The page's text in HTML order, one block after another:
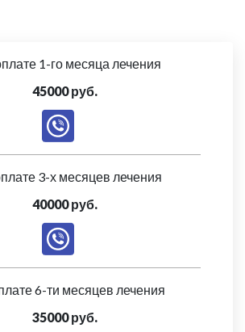
1-го месяца лечения
45000 руб.
3-х месяцев лечения
40000 руб.
6-ти месяцев лечения
35000 руб.